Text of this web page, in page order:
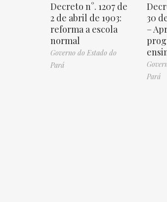
Decreto n°. 1207 de
2 de abril de 1903:
reforma a escola
normal
Governo do Estado do
Pará
30
–
Pará